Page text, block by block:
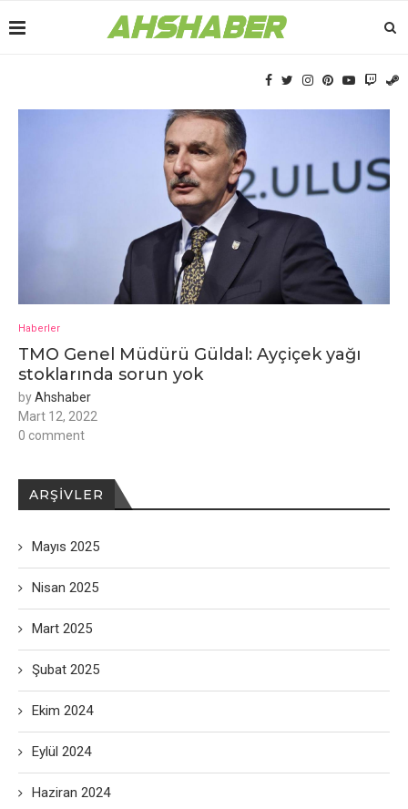
Haberler
TMO Gеnеl Müdürü Güldal: Ayçiçеk yağı
stoklarında sorun yok
byAhshaber
Mart 12, 2022
0 comment
ARŞIVLER
Mayıs 2025
Nisan 2025
Mart 2025
Şubat 2025
Ekim 2024
Eylül 2024
Haziran 2024